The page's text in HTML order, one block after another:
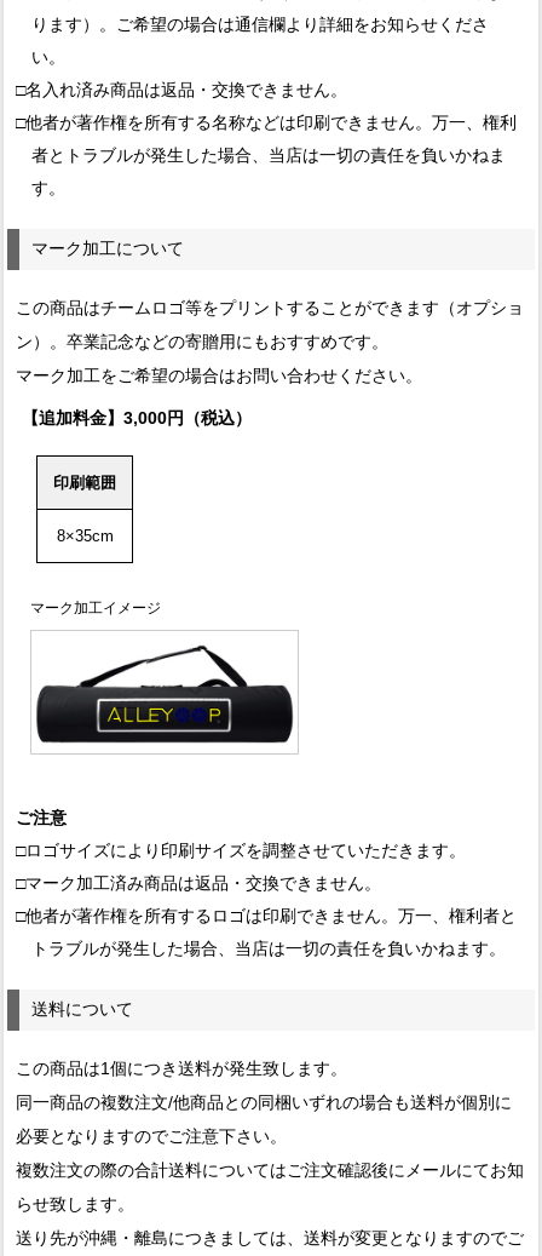
ります）。ご希望の場合は通信欄より詳細をお知らせくださ
い。
□名入れ済み商品は返品・交換できません。
□他者が著作権を所有する名称などは印刷できません。万一、権利
者とトラブルが発生した場合、当店は一切の責任を負いかねま
す。
マーク加工について
この商品はチームロゴ等をプリントすることができます（オプショ
ン）。卒業記念などの寄贈用にもおすすめです。
マーク加工をご希望の場合はお問い合わせください。
【追加料金】3,000円（税込）
印刷範囲
8×35cm
マーク加工イメージ
ご注意
□ロゴサイズにより印刷サイズを調整させていただきます。
□マーク加工済み商品は返品・交換できません。
□他者が著作権を所有するロゴは印刷できません。万一、権利者と
トラブルが発生した場合、当店は一切の責任を負いかねます。
送料について
この商品は1個につき送料が発生致します。
同一商品の複数注文/他商品との同梱いずれの場合も送料が個別に
必要となりますのでご注意下さい。
複数注文の際の合計送料についてはご注文確認後にメールにてお知
らせ致します。
送り先が沖縄・離島につきましては、送料が変更となりますのでご